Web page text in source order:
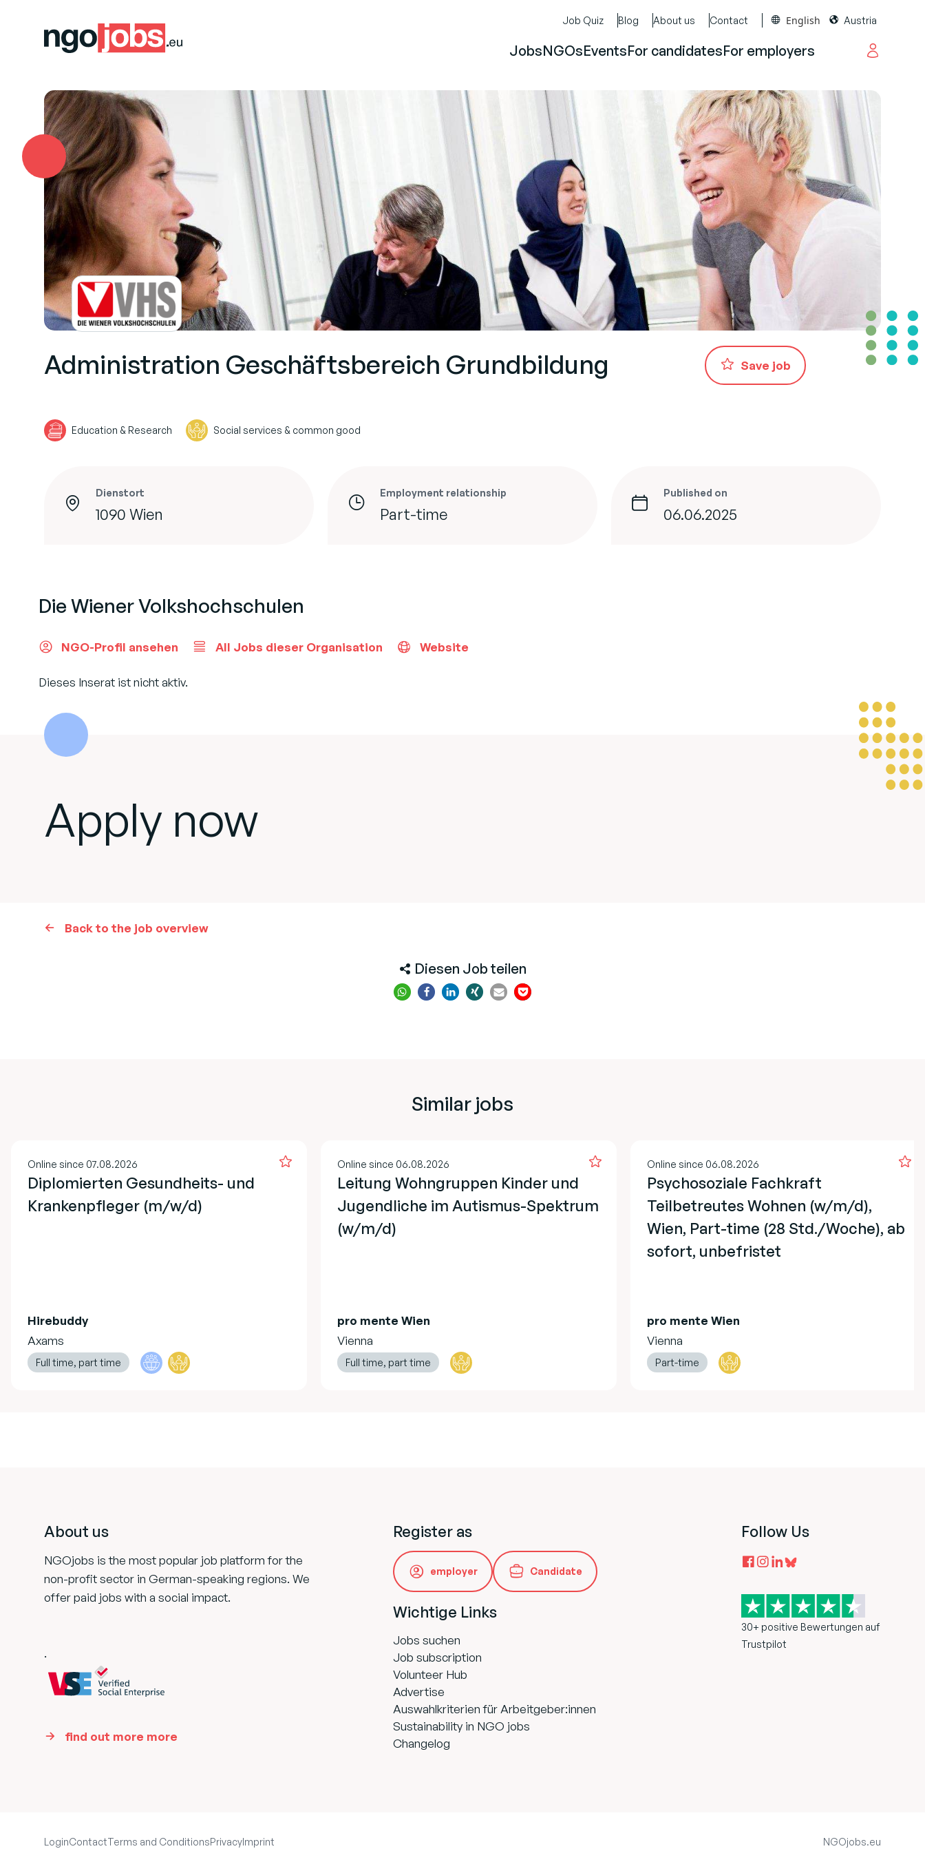
Job Quiz Blog About us Contact English Austria
JobsNGOsEventsFor candidatesFor employers
Administration Geschäftsbereich Grundbildung
Education & Research Social services & common good
Save job
Dienstort
1090 Wien
Employment relationship
Part-time
Published on
06.06.2025
Die Wiener Volkshochschulen
NGO-Profil ansehen All Jobs dieser Organisation Website
Dieses Inserat ist nicht aktiv.
Apply now
Back to the job overview
Diesen Job teilen
Similar jobs
Online since 07.08.2026
Diplomierten Gesundheits- und
Krankenpfleger (m/w/d)
Hirebuddy
Axams
Full time, part time
Online since 06.08.2026
Leitung Wohngruppen Kinder und
Jugendliche im Autismus-Spektrum
(w/m/d)
pro mente Wien
Vienna
Full time, part time
Online since 06.08.2026
Psychosoziale Fachkraft
Teilbetreutes Wohnen (w/m/d),
Wien, Part-time (28 Std./Woche), ab
sofort, unbefristet
pro mente Wien
Vienna
Part-time
About us
NGOjobs is the most popular job platform for the
non-profit sector in German-speaking regions. We
offer paid jobs with a social impact.
.
find out more more
Register as
employer Candidate
Wichtige Links
Jobs suchen
Job subscription
Volunteer Hub
Advertise
Auswahlkriterien für Arbeitgeber:innen
Sustainability in NGO jobs
Changelog
Follow Us
30+ positive Bewertungen auf
Trustpilot
LoginContactTerms and ConditionsPrivacyImprint NGOjobs.eu